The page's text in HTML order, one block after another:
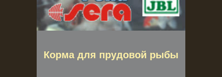
Корма для прудовой рыбы